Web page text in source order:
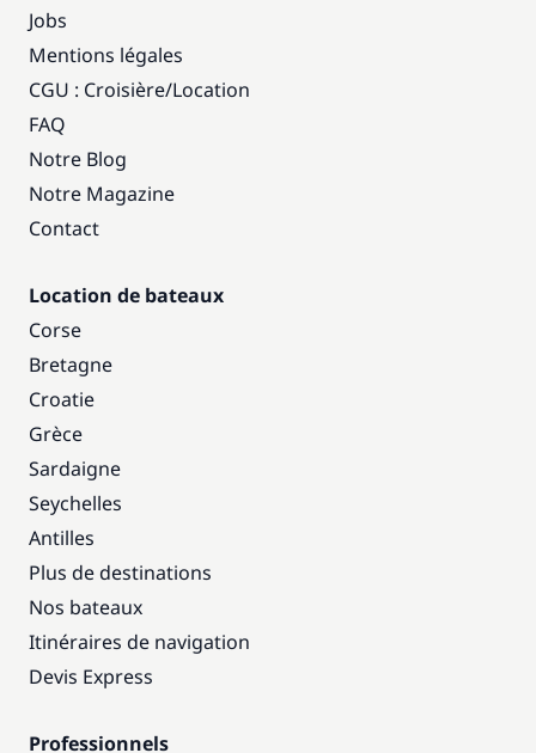
Jobs
Mentions légales
CGU : Croisière/Location
FAQ
Notre Blog
Notre Magazine
Contact
Location de bateaux
Corse
Bretagne
Croatie
Grèce
Sardaigne
Seychelles
Antilles
Plus de destinations
Nos bateaux
Itinéraires de navigation
Devis Express
Professionnels